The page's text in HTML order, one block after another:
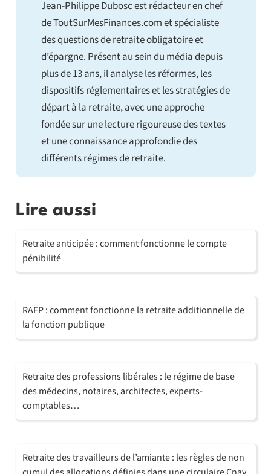
Jean-Philippe Dubosc est rédacteur en chef
de ToutSurMesFinances.com et spécialiste
des questions de retraite obligatoire et
d’épargne. Présent au sein du média depuis
plus de 13 ans, il analyse les réformes, les
dispositifs réglementaires et les stratégies de
départ à la retraite, avec une approche
fondée sur une lecture rigoureuse des textes
et une connaissance approfondie des
différents régimes de retraite.
Lire aussi
Retraite anticipée : comment fonctionne le compte
pénibilité
RAFP : comment fonctionne la retraite additionnelle de
la fonction publique
Retraite des professions libérales : le régime de base
des médecins, notaires, architectes, experts-
comptables…
Retraite des travailleurs de l’amiante : les règles de non